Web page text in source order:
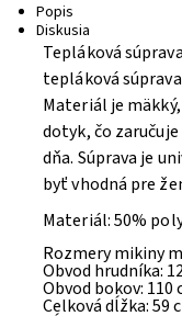
Popis
Diskusia
Tepláková
tepláková
Materiál je
dotyk, čo
dňa. Súprava je
byť vhodná pre
Materiál: 50%
Rozmery mikiny
Obvod hrudníka:
Obvod bokov: 110
Celková dĺžka: 59